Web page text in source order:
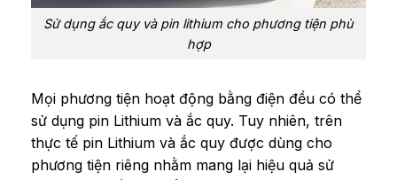
Sử dụng ắc quy và pin lithium cho phương tiện phù
hợp
Mọi phương tiện hoạt động bằng điện đều có thể
sử dụng pin Lithium và ắc quy. Tuy nhiên, trên
thực tế pin Lithium và ắc quy được dùng cho
phương tiện riêng nhằm mang lại hiệu quả sử